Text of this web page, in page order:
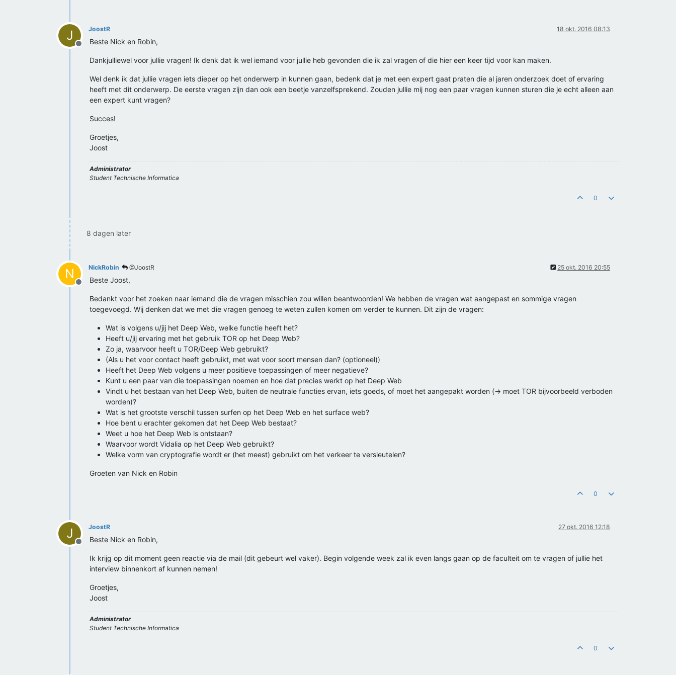
J
Offline
JoostR 18 okt. 2016 08:13
Beste Nick en Robin,
Dankjulliewel voor jullie vragen! Ik denk dat ik wel iemand voor jullie heb gevonden die ik zal vragen of die hier een keer tijd voor kan maken.
Wel denk ik dat jullie vragen iets dieper op het onderwerp in kunnen gaan, bedenk dat je met een expert gaat praten die al jaren onderzoek doet of ervaring
heeft met dit onderwerp. De eerste vragen zijn dan ook een beetje vanzelfsprekend. Zouden jullie mij nog een paar vragen kunnen sturen die je echt alleen aan
een expert kunt vragen?
Succes!
Groetjes,
Joost
Administrator
Student Technische Informatica
0
8 dagen later
N
Offline
NickRobin @JoostR 25 okt. 2016 20:55
Beste Joost,
Bedankt voor het zoeken naar iemand die de vragen misschien zou willen beantwoorden! We hebben de vragen wat aangepast en sommige vragen
toegevoegd. Wij denken dat we met die vragen genoeg te weten zullen komen om verder te kunnen. Dit zijn de vragen:
Wat is volgens u/jij het Deep Web, welke functie heeft het?
Heeft u/jij ervaring met het gebruik TOR op het Deep Web?
Zo ja, waarvoor heeft u TOR/Deep Web gebruikt?
(Als u het voor contact heeft gebruikt, met wat voor soort mensen dan? (optioneel))
Heeft het Deep Web volgens u meer positieve toepassingen of meer negatieve?
Kunt u een paar van die toepassingen noemen en hoe dat precies werkt op het Deep Web
Vindt u het bestaan van het Deep Web, buiten de neutrale functies ervan, iets goeds, of moet het aangepakt worden (-> moet TOR bijvoorbeeld verboden
worden)?
Wat is het grootste verschil tussen surfen op het Deep Web en het surface web?
Hoe bent u erachter gekomen dat het Deep Web bestaat?
Weet u hoe het Deep Web is ontstaan?
Waarvoor wordt Vidalia op het Deep Web gebruikt?
Welke vorm van cryptografie wordt er (het meest) gebruikt om het verkeer te versleutelen?
Groeten van Nick en Robin
0
J
Offline
JoostR 27 okt. 2016 12:18
Beste Nick en Robin,
Ik krijg op dit moment geen reactie via de mail (dit gebeurt wel vaker). Begin volgende week zal ik even langs gaan op de faculteit om te vragen of jullie het
interview binnenkort af kunnen nemen!
Groetjes,
Joost
Administrator
Student Technische Informatica
0